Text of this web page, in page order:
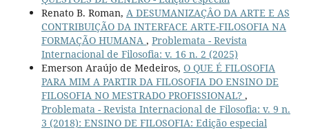
Renato B. Roman, A DESUMANIZAÇÂO DA ARTE E AS
CONTRIBUIÇÃO DA INTERFACE ARTE-FILOSOFIA NA
FORMAÇÃO HUMANA , Problemata - Revista
Internacional de Filosofia: v. 16 n. 2 (2025)
Emerson Araújo de Medeiros, O QUE É FILOSOFIA
PARA MIM A PARTIR DA FILOSOFIA DO ENSINO DE
FILOSOFIA NO MESTRADO PROFISSIONAL? ,
Problemata - Revista Internacional de Filosofia: v. 9 n.
3 (2018): ENSINO DE FILOSOFIA: Edição especial